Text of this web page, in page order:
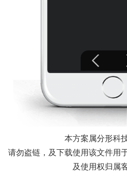
本方案属分形科
请勿盗链，及下载使用该文件用
及使用权归属